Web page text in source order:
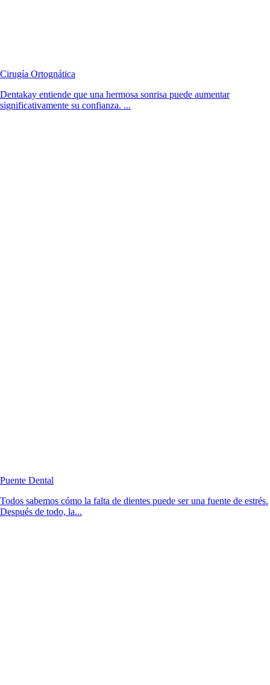
Cirugía Ortognática
Dentakay entiende que una hermosa sonrisa puede aumentar
significativamente su confianza. ...
Puente Dental
Todos sabemos cómo la falta de dientes puede ser una fuente de estrés.
Después de todo, la...